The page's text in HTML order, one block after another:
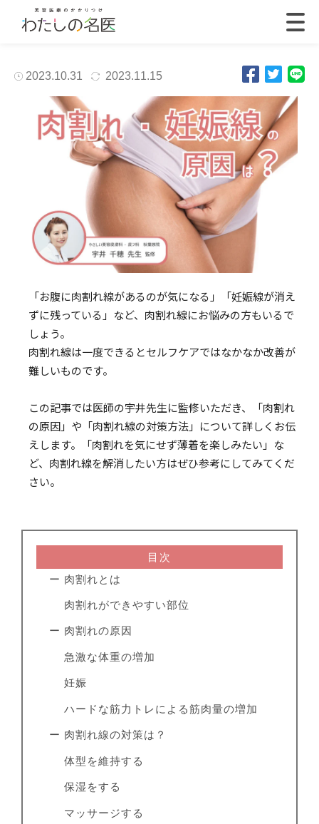
2023.10.31 2023.11.15
「お腹に肉割れ線があるのが気になる」「妊娠線が消え
ずに残っている」など、肉割れ線にお悩みの方もいるで
しょう。
肉割れ線は一度できるとセルフケアではなかなか改善が
難しいものです。
この記事では医師の宇井先生に監修いただき、「肉割れ
の原因」や「肉割れ線の対策方法」について詳しくお伝
えします。「肉割れを気にせず薄着を楽しみたい」な
ど、肉割れ線を解消したい方はぜひ参考にしてみてくだ
さい。
目次
ー 肉割れとは
肉割れができやすい部位
ー 肉割れの原因
急激な体重の増加
妊娠
ハードな筋力トレによる筋肉量の増加
ー 肉割れ線の対策は？
体型を維持する
保湿をする
マッサージする